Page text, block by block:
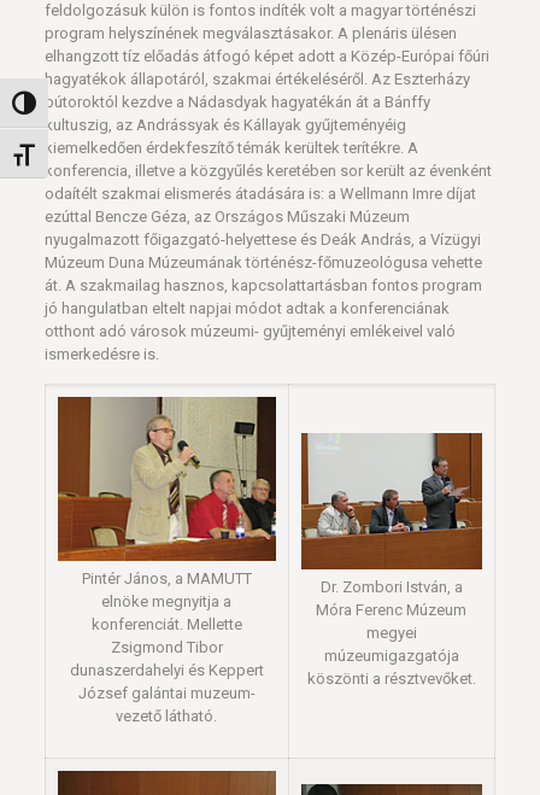
Nagy kontraszt váltása
Betűméret váltása
feldolgozásuk külön is fontos indíték volt a magyar történészi
program helyszínének megválasztásakor. A plenáris ülésen
elhangzott tíz előadás átfogó képet adott a Közép-Európai főúri
hagyatékok állapotáról, szakmai értékeléséről. Az Eszterházy
bútoroktól kezdve a Nádasdyak hagyatékán át a Bánffy
kultuszig, az Andrássyak és Kállayak gyűjteményéig
kiemelkedően érdekfeszítő témák kerültek terítékre. A
konferencia, illetve a közgyűlés keretében sor került az évenként
odaítélt szakmai elismerés átadására is: a Wellmann Imre díjat
ezúttal Bencze Géza, az Országos Műszaki Múzeum
nyugalmazott főigazgató-helyettese és Deák András, a Vízügyi
Múzeum Duna Múzeumának történész-főmuzeológusa vehette
át. A szakmailag hasznos, kapcsolattartásban fontos program
jó hangulatban eltelt napjai módot adtak a konferenciának
otthont adó városok múzeumi- gyűjteményi emlékeivel való
ismerkedésre is.
Pintér János, a MAMUTT
elnöke megnyitja a
konferenciát. Mellette
Zsigmond Tibor
dunaszerdahelyi és Keppert
József galántai muzeum-
vezető látható.
Dr. Zombori István, a
Móra Ferenc Múzeum
megyei
múzeumigazgatója
köszönti a résztvevőket.